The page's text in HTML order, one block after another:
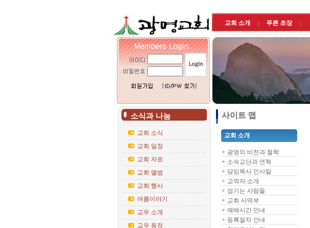
교회 소개 푸른 초장
소식과 나눔
교회 소식
교회 일정
교회 자료
교회 앨범
교회 행사
여름이야기
교우 소개
교우 동정
사이트 맵
교회 소개
광명의 비전과 철학
소속교단과 연혁
담임목사 인사말
교역자 소개
섬기는 사람들
교회 사역부
예배시간 안내
등록절차 안내